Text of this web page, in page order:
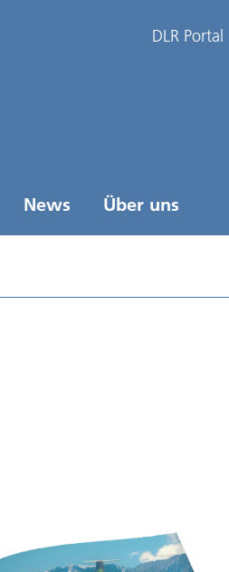
DLR Portal
News Über uns